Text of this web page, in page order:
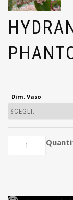
Dim. Vaso